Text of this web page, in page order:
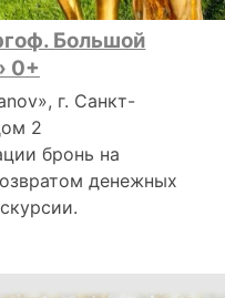
Большой
0+
г. Санкт-
2
бронь на
денежных